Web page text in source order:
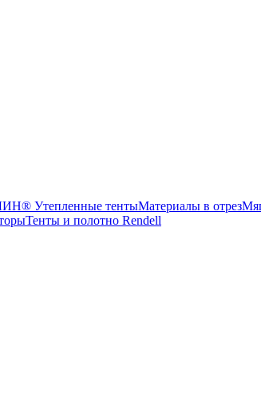
Утепленные тентыМатериалы в отрез
Тенты и полотно Rendell